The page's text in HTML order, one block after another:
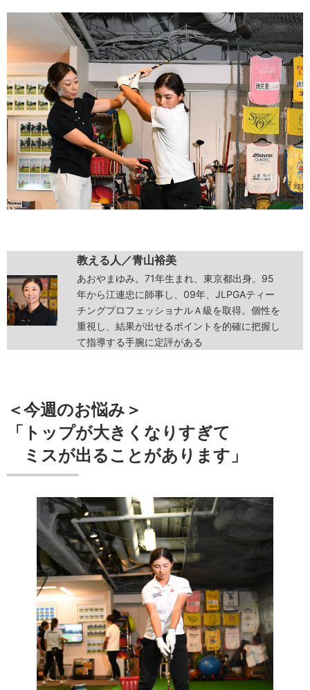
教える人／青山裕美
あおやまゆみ。71年生まれ、東京都出身。95
年から江連忠に師事し、09年、JLPGAティー
チングプロフェッショナルＡ級を取得。個性を
重視し、結果が出せるポイントを的確に把握し
て指導する手腕に定評がある
＜今週のお悩み＞
「トップが大きくなりすぎて
ミスが出ることがあります」